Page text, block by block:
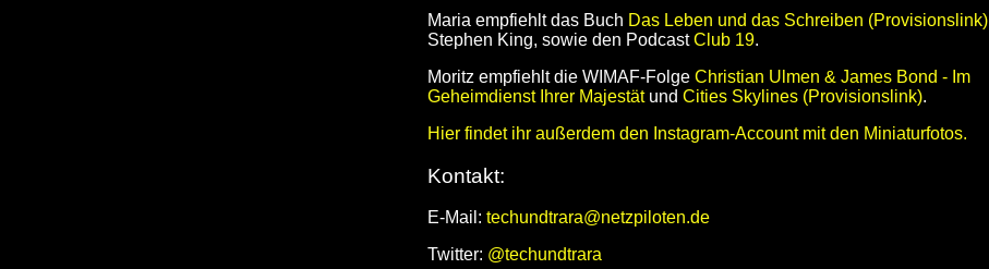
Maria empfiehlt das Buch Das Leben und das Schreiben (Provisionslink)
Stephen King, sowie den PodcastClub 19.
Moritz empfiehlt die WIMAF-Folge Christian Ulmen & James Bond - Im
Geheimdienst Ihrer Majestätund Cities Skylines (Provisionslink).
Hier findet ihr außerdem den Instagram-Account mit den Miniaturfotos.
Kontakt:
E-Mail: techundtrara@netzpiloten.de
Twitter: @techundtrara